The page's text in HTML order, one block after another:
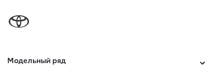
Модельный ряд